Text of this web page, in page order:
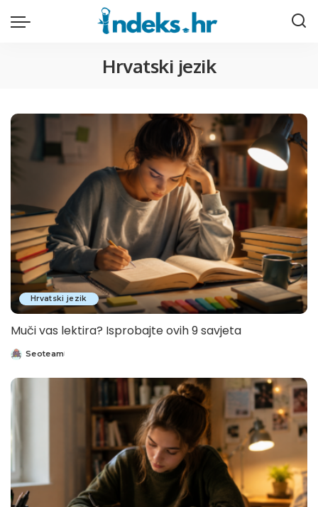
Hrvatski jezik
Hrvatski jezik
Muči vas lektira? Isprobajte ovih 9 savjeta
Posted
Seoteam